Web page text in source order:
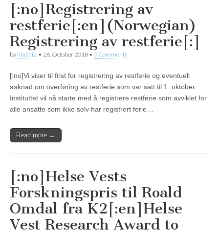
[:no]Registrering av
restferie[:en](Norwegian)
Registrering av restferie[:]
by hbe012 • 26. October 2018 • 0 Comments
[:no]Vi viser til frist for registrering av restferie og eventuell
søknad om overføring av restferie som var satt til 1. oktober.
Instituttet vil nå starte med å registrere restferie som avviklet for
alle ansatte som ikke selv har registrert ferie…
Read more →
[:no]Helse Vests
Forskningspris til Roald
Omdal fra K2[:en]Helse
Vest Research Award to